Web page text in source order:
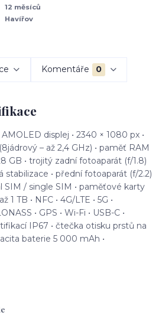
12 měsíců
Havířov
Komentáře 0
displej • 2340 × 1080 px •
– až 2,4 GHz) • paměť RAM
GB • trojitý zadní fotoaparát (f/1.8)
stabilizace • přední fotoaparát (f/2.2)
SIM / single SIM • paměťové karty
TB • NFC • 4G/LTE • 5G •
• GPS • Wi-Fi • USB-C •
IP67 • čtečka otisku prstů na
baterie 5 000 mAh •